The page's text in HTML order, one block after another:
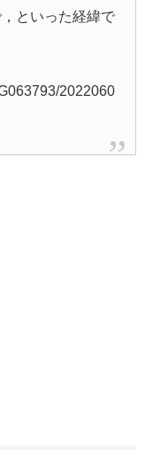
といった経緯で
2022060